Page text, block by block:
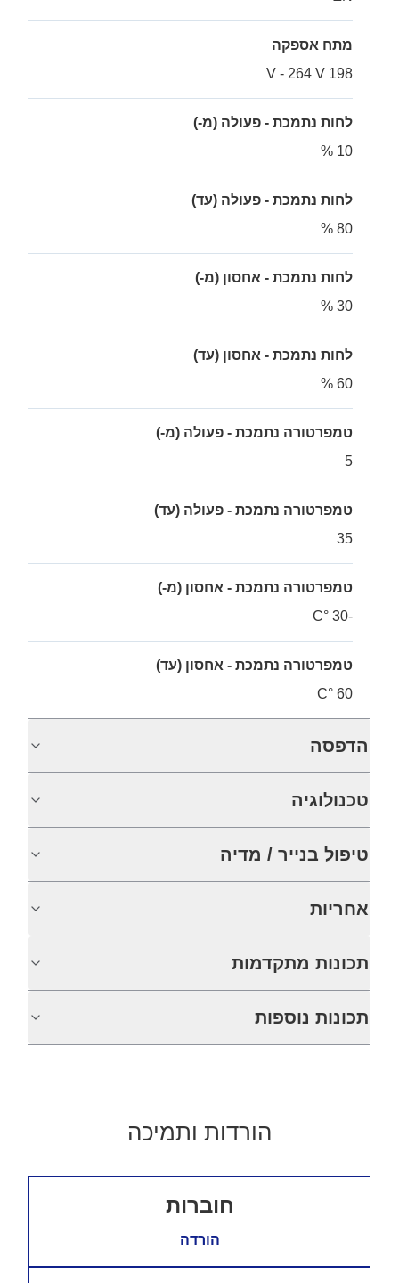
מתח אספקה
198 V - 264 V
לחות נתמכת - פעולה (מ-)
10 %
לחות נתמכת - פעולה (עד)
80 %
לחות נתמכת - אחסון (מ-)
30 %
לחות נתמכת - אחסון (עד)
60 %
טמפרטורה נתמכת - פעולה (מ-)
5
טמפרטורה נתמכת - פעולה (עד)
35
טמפרטורה נתמכת - אחסון (מ-)
-30 °C
טמפרטורה נתמכת - אחסון (עד)
60 °C
הדפסה
טכנולוגיה
טיפול בנייר / מדיה
אחריות
תכונות מתקדמות
תכונות נוספות
הורדות ותמיכה
חוברות
הורדה